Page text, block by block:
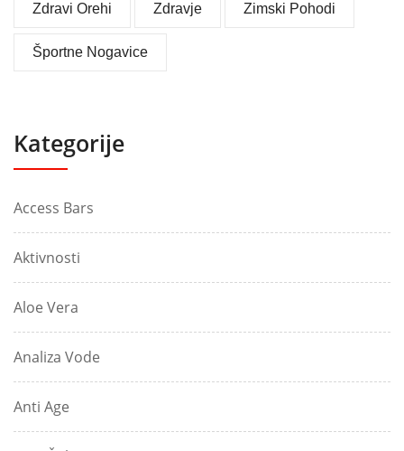
Zdravi Orehi Zdravje Zimski Pohodi
Športne Nogavice
Kategorije
Access Bars
Aktivnosti
Aloe Vera
Analiza Vode
Anti Age